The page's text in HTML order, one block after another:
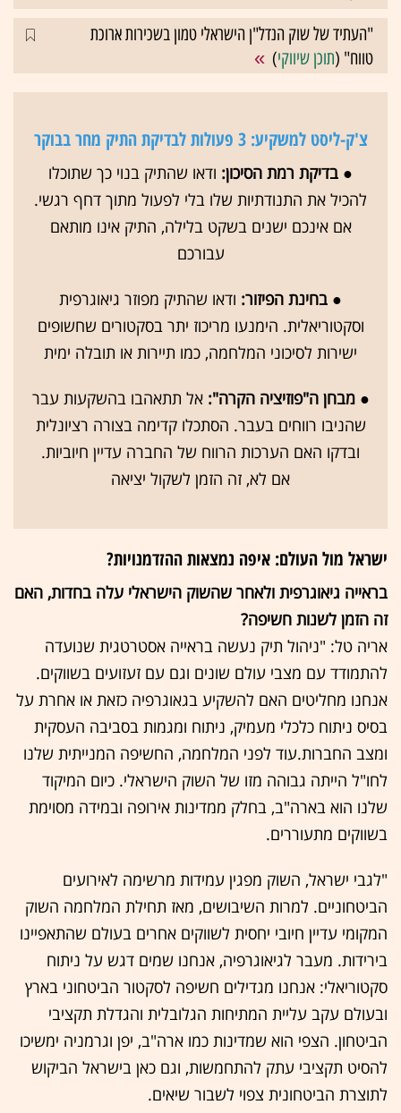
"העתיד של שוק הנדל"ן הישראלי טמון בשכירות ארוכת
טווח" (תוכן שיווקי)
צ'ק-ליסט למשקיע: 3 פעולות לבדיקת התיק מחר בבוקר
● בדיקת רמת הסיכון: ודאו שהתיק בנוי כך שתוכלו
להכיל את התנודתיות שלו בלי לפעול מתוך דחף רגשי.
אם אינכם ישנים בשקט בלילה, התיק אינו מותאם
עבורכם
● בחינת הפיזור: ודאו שהתיק מפוזר גיאוגרפית
וסקטוריאלית. הימנעו מריכוז יתר בסקטורים שחשופים
ישירות לסיכוני המלחמה, כמו תיירות או תובלה ימית
● מבחן ה"פוזיציה הקרה": אל תתאהבו בהשקעות עבר
שהניבו רווחים בעבר. הסתכלו קדימה בצורה רציונלית
ובדקו האם הערכות הרווח של החברה עדיין חיוביות.
אם לא, זה הזמן לשקול יציאה
ישראל מול העולם: איפה נמצאות ההזדמנויות?
בראייה גיאוגרפית ולאחר שהשוק הישראלי עלה בחדות, האם
זה הזמן לשנות חשיפה?
אריה טל: "ניהול תיק נעשה בראייה אסטרטגית שנועדה
להתמודד עם מצבי עולם שונים וגם עם זעזועים בשווקים.
אנחנו מחליטים האם להשקיע בגאוגרפיה כזאת או אחרת על
בסיס ניתוח כלכלי מעמיק, ניתוח ומגמות בסביבה העסקית
ומצב החברות.עוד לפני המלחמה, החשיפה המנייתית שלנו
לחו"ל הייתה גבוהה מזו של השוק הישראלי. כיום המיקוד
שלנו הוא בארה"ב, בחלק ממדינות אירופה ובמידה מסוימת
בשווקים מתעוררים.
"לגבי ישראל, השוק מפגין עמידות מרשימה לאירועים
הביטחוניים. למרות השיבושים, מאז תחילת המלחמה השוק
המקומי עדיין חיובי יחסית לשווקים אחרים בעולם שהתאפיינו
בירידות. מעבר לגיאוגרפיה, אנחנו שמים דגש על ניתוח
סקטוריאלי: אנחנו מגדילים חשיפה לסקטור הביטחוני בארץ
ובעולם עקב עליית המתיחות הגלובלית והגדלת תקציבי
הביטחון. הצפי הוא שמדינות כמו ארה"ב, יפן וגרמניה ימשיכו
להסיט תקציבי עתק להתחמשות, וגם כאן בישראל הביקוש
לתוצרת הביטחונית צפוי לשבור שיאים.